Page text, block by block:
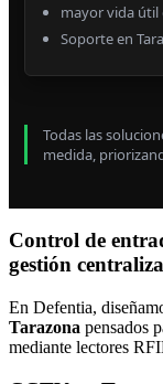
mayor vida útil
Soporte en
Todas las
medida,
Control de
gestión
En Defentia,
Tarazona pensados
mediante lectores